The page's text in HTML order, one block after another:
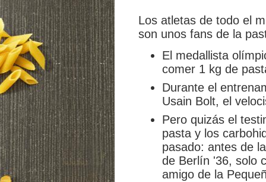
Los atletas de todo el
son unos fans de la
El medallista
comer 1 kg de
Durante el
Usain Bolt, el
Pero quizás el
pasta y los
pasado: antes de
de Berlín '36, solo
amigo de la